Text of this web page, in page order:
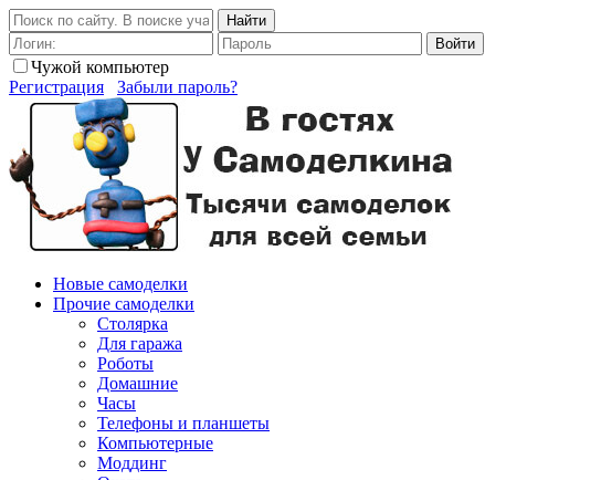
Найти
Войти
Чужой компьютер
Регистрация
Забыли пароль?
Новые самоделки
Прочие самоделки
Столярка
Для гаража
Роботы
Домашние
Часы
Телефоны и планшеты
Компьютерные
Моддинг